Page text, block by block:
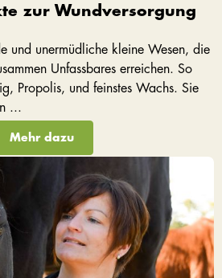
zur Wundversorgung
und unermüdliche kleine Wesen, die
Unfassbares erreichen. So
Propolis, und feinstes Wachs. Sie
...
Mehr dazu